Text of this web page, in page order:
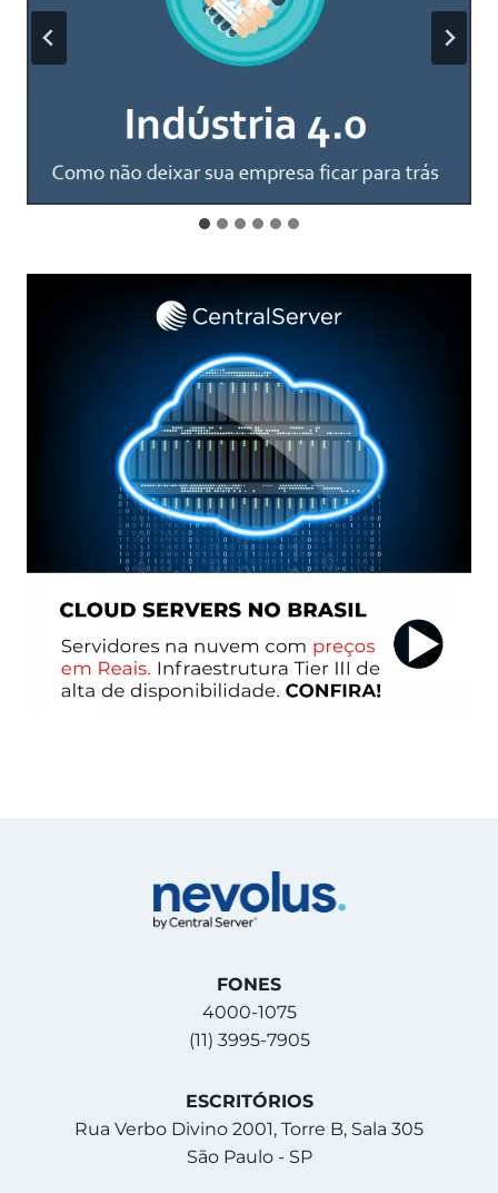
FONES
4000-1075
(11) 3995-7905
ESCRITÓRIOS
Rua Verbo Divino 2001, Torre B, Sala 305
São Paulo - SP